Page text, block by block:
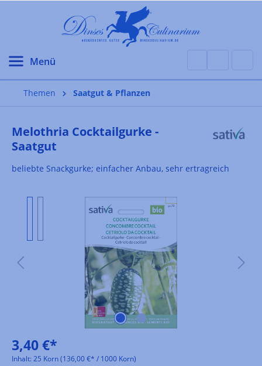
Themen Saatgut & Pflanzen
Melothria Cocktailgurke -
Saatgut
beliebte Snackgurke; einfacher Anbau, sehr ertragreich
3,40 €*
Inhalt: 25 Korn(136,00 €* / 1000 Korn)